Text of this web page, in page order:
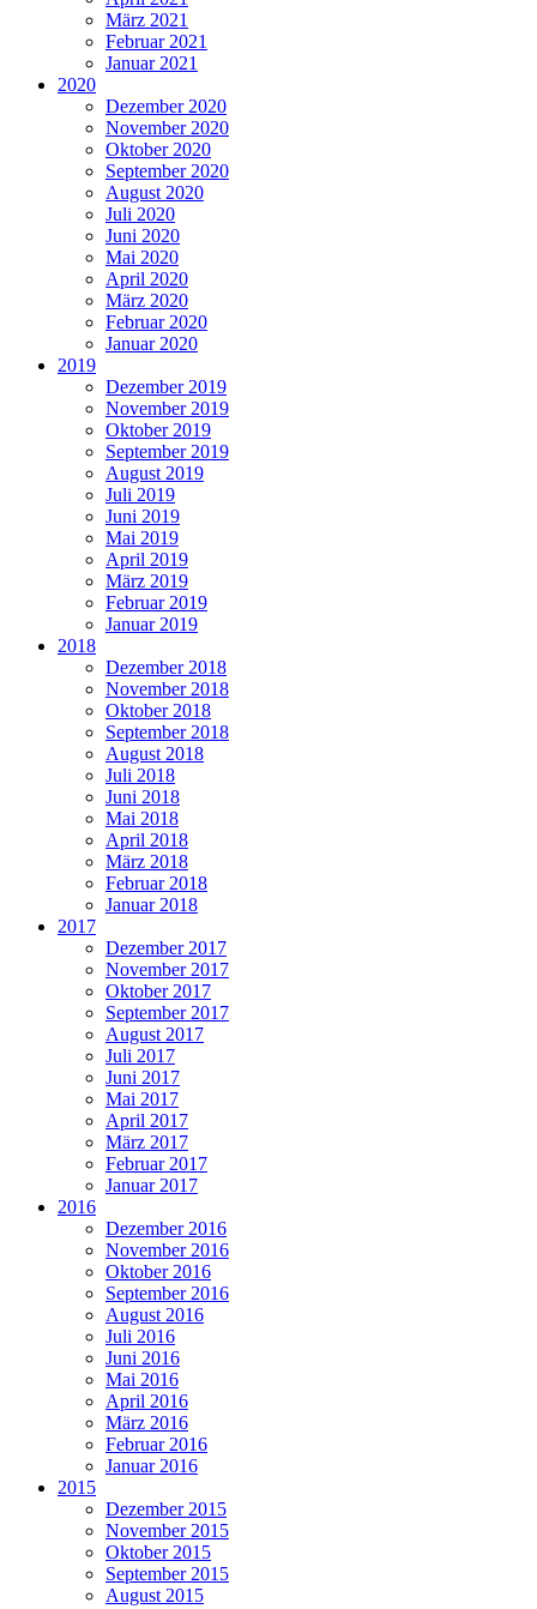
März 2021
Februar 2021
Januar 2021
2020
Dezember 2020
November 2020
Oktober 2020
September 2020
August 2020
Juli 2020
Juni 2020
Mai 2020
April 2020
März 2020
Februar 2020
Januar 2020
2019
Dezember 2019
November 2019
Oktober 2019
September 2019
August 2019
Juli 2019
Juni 2019
Mai 2019
April 2019
März 2019
Februar 2019
Januar 2019
2018
Dezember 2018
November 2018
Oktober 2018
September 2018
August 2018
Juli 2018
Juni 2018
Mai 2018
April 2018
März 2018
Februar 2018
Januar 2018
2017
Dezember 2017
November 2017
Oktober 2017
September 2017
August 2017
Juli 2017
Juni 2017
Mai 2017
April 2017
März 2017
Februar 2017
Januar 2017
2016
Dezember 2016
November 2016
Oktober 2016
September 2016
August 2016
Juli 2016
Juni 2016
Mai 2016
April 2016
März 2016
Februar 2016
Januar 2016
2015
Dezember 2015
November 2015
Oktober 2015
September 2015
August 2015